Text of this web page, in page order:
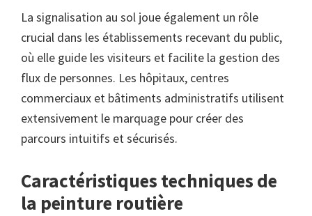
La signalisation au sol joue également un rôle
crucial dans les établissements recevant du public,
où elle guide les visiteurs et facilite la gestion des
flux de personnes. Les hôpitaux, centres
commerciaux et bâtiments administratifs utilisent
extensivement le marquage pour créer des
parcours intuitifs et sécurisés.
Caractéristiques techniques de
la peinture routière